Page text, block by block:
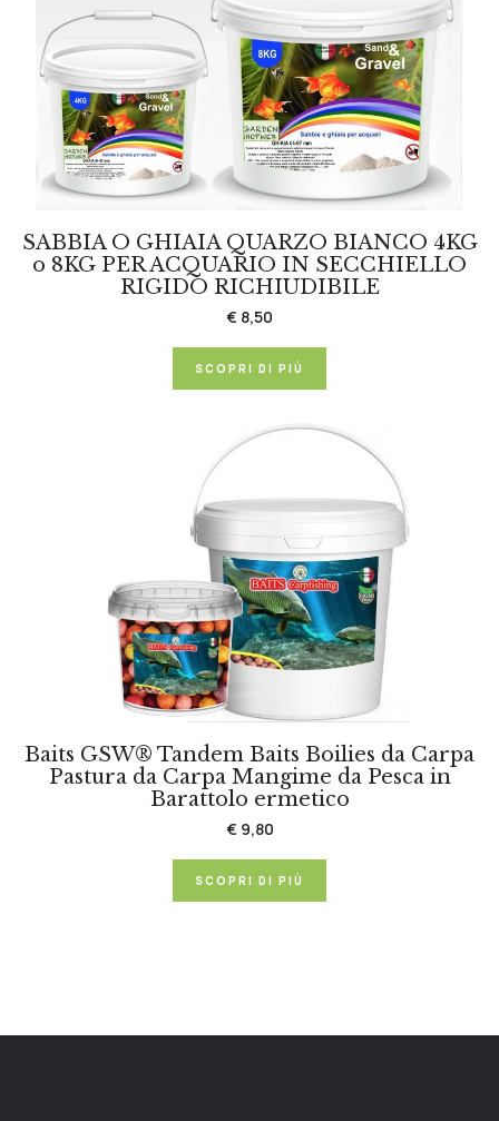
SABBIA O GHIAIA QUARZO BIANCO 4KG
o 8KG PER ACQUARIO IN SECCHIELLO
RIGIDO RICHIUDIBILE
€ 8,50
SCOPRI DI PIÙ
Baits GSW® Tandem Baits Boilies da Carpa
Pastura da Carpa Mangime da Pesca in
Barattolo ermetico
€ 9,80
SCOPRI DI PIÙ